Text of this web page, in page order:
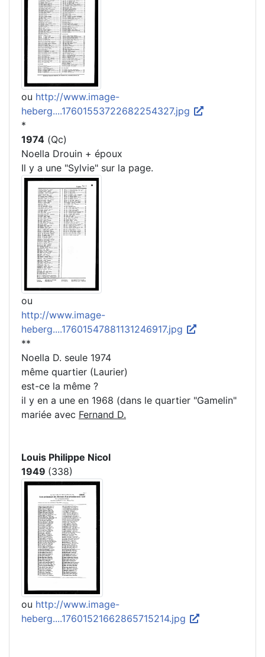
ou http://www.image-
heberg....17601553722682254327.jpg
*
1974 (Qc)
Noella Drouin + époux
Il y a une "Sylvie" sur la page.
ou
http://www.image-
heberg....17601547881131246917.jpg
**
Noella D. seule 1974
même quartier (Laurier)
est-ce la même ?
il y en a une en 1968 (dans le quartier "Gamelin"
mariée avec Fernand D.
Louis Philippe Nicol
1949 (338)
ou http://www.image-
heberg....17601521662865715214.jpg